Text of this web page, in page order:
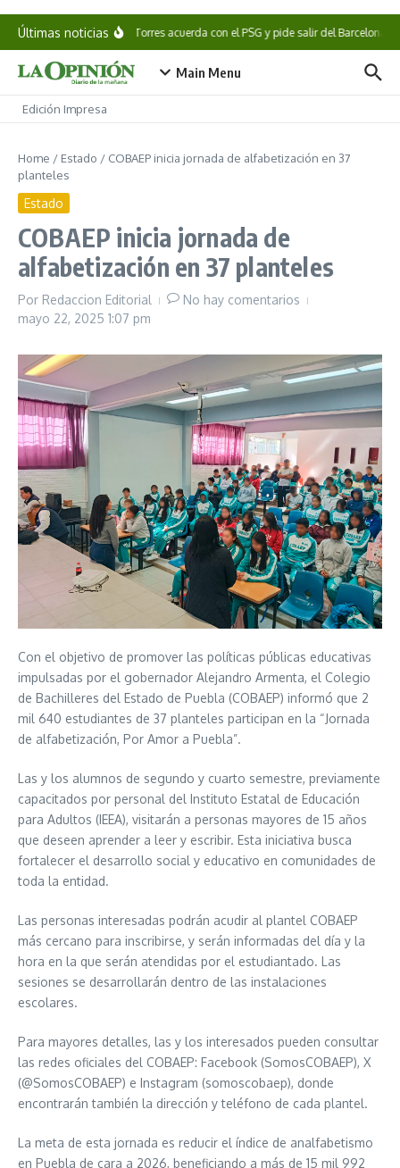
Saltar al contenido
Últimas noticiasFerran Torres acuerda con el PSG y pide salir del Barcelona
Main Menu
Edición Impresa
Home / Estado / COBAEP inicia jornada de alfabetización en 37
planteles
Estado
COBAEP inicia jornada de
alfabetización en 37 planteles
Por Redaccion Editorial
No hay comentarios
mayo 22, 2025 1:07 pm
Con el objetivo de promover las políticas públicas educativas
impulsadas por el gobernador Alejandro Armenta, el Colegio
de Bachilleres del Estado de Puebla (COBAEP) informó que 2
mil 640 estudiantes de 37 planteles participan en la “Jornada
de alfabetización, Por Amor a Puebla”.
Las y los alumnos de segundo y cuarto semestre, previamente
capacitados por personal del Instituto Estatal de Educación
para Adultos (IEEA), visitarán a personas mayores de 15 años
que deseen aprender a leer y escribir. Esta iniciativa busca
fortalecer el desarrollo social y educativo en comunidades de
toda la entidad.
Las personas interesadas podrán acudir al plantel COBAEP
más cercano para inscribirse, y serán informadas del día y la
hora en la que serán atendidas por el estudiantado. Las
sesiones se desarrollarán dentro de las instalaciones
escolares.
Para mayores detalles, las y los interesados pueden consultar
las redes oficiales del COBAEP: Facebook (SomosCOBAEP), X
(@SomosCOBAEP) e Instagram (somoscobaep), donde
encontrarán también la dirección y teléfono de cada plantel.
La meta de esta jornada es reducir el índice de analfabetismo
en Puebla de cara a 2026, beneficiando a más de 15 mil 992